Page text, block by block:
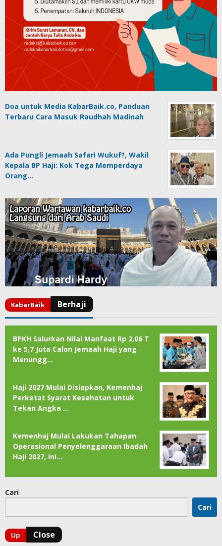
Doa untuk Media KabarBaik.co, Panduan
Terbaru Cara Masuk Raudhah Madinah
Ada Pungli Jemaah Safari Wukuf?, Wakil
Kepala BP Haji: Kok Tega Memperdaya
Orang…
BPKH Salurkan Nilai Manfaat Rp 2,06 T
ke 5,7 Juta Calon Jemaah Haji yang
Menungg…
Haji 2027 Mulai Disiapkan, Kemenhaj
Perketat Syarat Kesehatan untuk
Tekan Angka …
Kemenhaj Mulai Lakukan Tahapan
Operasional Penyelenggaraan Ibadah
Haji 2027, Ini…
Cari
Cari